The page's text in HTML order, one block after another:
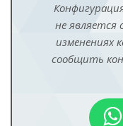
не является
изменениях
сообщить